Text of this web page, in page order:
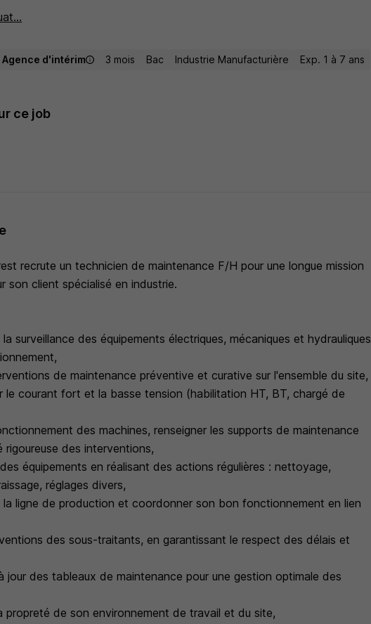
Agence d'intérim 3 mois Bac Industrie Manufacturière Exp. 1 à 7 ans
ce job
recrute un technicien de maintenance F/H pour une longue mission
son client spécialisé en industrie.
surveillance des équipements électriques, mécaniques et hydrauliques
de maintenance préventive et curative sur l'ensemble du site,
le courant fort et la basse tension (habilitation HT, BT, chargé de
des machines, renseigner les supports de maintenance
des interventions,
équipements en réalisant des actions régulières : nettoyage,
réglages divers,
la ligne de production et coordonner son bon fonctionnement en lien
des sous-traitants, en garantissant le respect des délais et
jour des tableaux de maintenance pour une gestion optimale des
propreté de son environnement de travail et du site,